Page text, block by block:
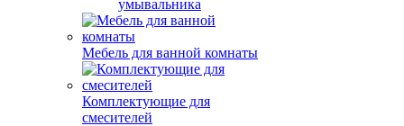
умывальника
Мебель для ванной комнаты
Комплектующие для
смесителей